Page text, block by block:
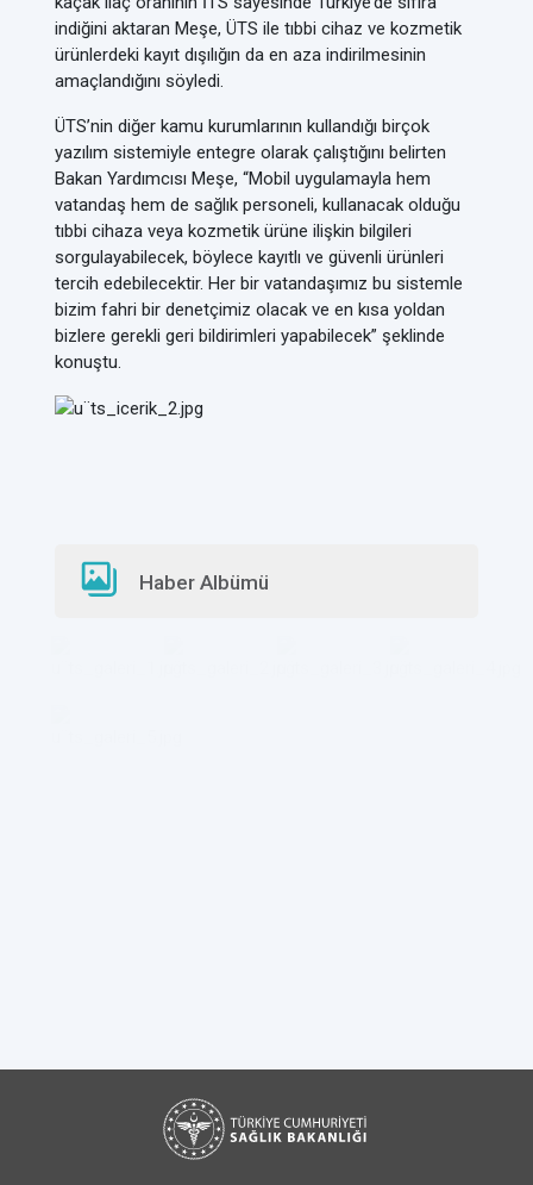
indiğini aktaran Meşe, ÜTS ile tıbbi cihaz ve kozmetik
ürünlerdeki kayıt dışılığın da en aza indirilmesinin
amaçlandığını söyledi.
ÜTS’nin diğer kamu kurumlarının kullandığı birçok
yazılım sistemiyle entegre olarak çalıştığını belirten
Bakan Yardımcısı Meşe, “Mobil uygulamayla hem
vatandaş hem de sağlık personeli, kullanacak olduğu
tıbbi cihaza veya kozmetik ürüne ilişkin bilgileri
sorgulayabilecek, böylece kayıtlı ve güvenli ürünleri
tercih edebilecektir. Her bir vatandaşımız bu sistemle
bizim fahri bir denetçimiz olacak ve en kısa yoldan
bizlere gerekli geri bildirimleri yapabilecek” şeklinde
konuştu.
Haber Albümü